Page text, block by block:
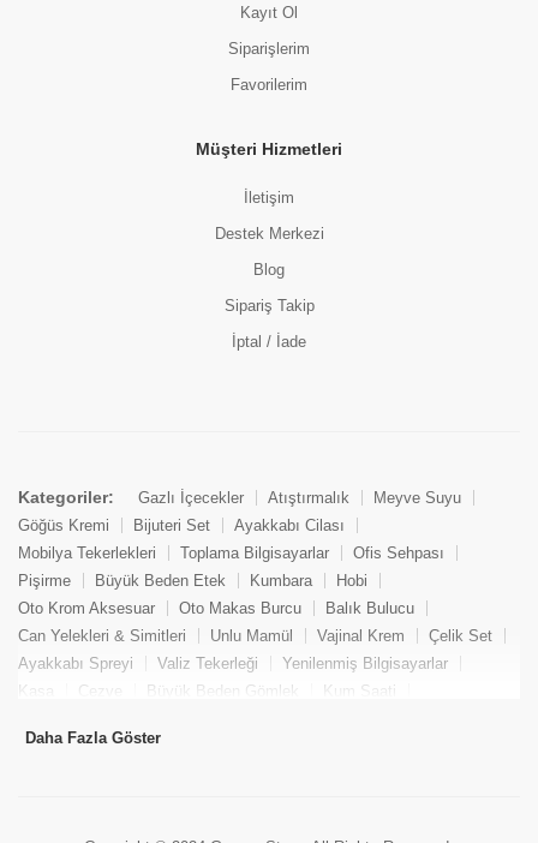
Kayıt Ol
Siparişlerim
Favorilerim
Müşteri Hizmetleri
İletişim
Destek Merkezi
Blog
Sipariş Takip
İptal / İade
Kategoriler: Gazlı İçecekler Atıştırmalık
Meyve Suyu
Göğüs Kremi
Bijuteri Set
Ayakkabı Cilası
Mobilya Tekerlekleri
Toplama Bilgisayarlar
Ofis Sehpası
Pişirme
Büyük Beden Etek Kumbara
Hobi
Oto Krom Aksesuar
Oto Makas Burcu
Balık Bulucu
Can Yelekleri & Simitleri
Unlu Mamül Vajinal Krem
Çelik Set
Ayakkabı Spreyi
Valiz Tekerleği
Yenilenmiş Bilgisayarlar
Kasa
Cezve Büyük Beden Gömlek
Kum Saati
Tekne Bağlama & Demirleme
Daha Fazla Göster